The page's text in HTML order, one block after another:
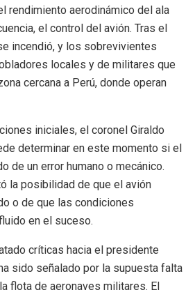
rendimiento aerodinámico del ala
el control del avión. Tras el
incendió, y los sobrevivientes
locales y de militares que
cercana a Perú, donde operan
iniciales, el coronel Giraldo
determinar en este momento si el
de un error humano o mecánico.
la posibilidad de que el avión
o de que las condiciones
en el suceso.
críticas hacia el presidente
sido señalado por la supuesta falta
flota de aeronaves militares. El